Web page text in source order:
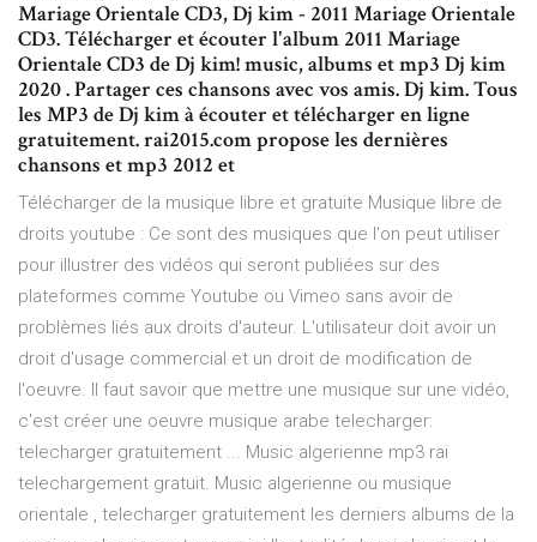
Mariage Orientale CD3, Dj kim - 2011 Mariage Orientale
CD3. Télécharger et écouter l'album 2011 Mariage
Orientale CD3 de Dj kim! music, albums et mp3 Dj kim
2020 . Partager ces chansons avec vos amis. Dj kim. Tous
les MP3 de Dj kim à écouter et télécharger en ligne
gratuitement. rai2015.com propose les dernières
chansons et mp3 2012 et
Télécharger de la musique libre et gratuite Musique libre de
droits youtube : Ce sont des musiques que l'on peut utiliser
pour illustrer des vidéos qui seront publiées sur des
plateformes comme Youtube ou Vimeo sans avoir de
problèmes liés aux droits d'auteur. L'utilisateur doit avoir un
droit d'usage commercial et un droit de modification de
l'oeuvre. Il faut savoir que mettre une musique sur une vidéo,
c'est créer une oeuvre musique arabe telecharger:
telecharger gratuitement ... Music algerienne mp3 rai
telechargement gratuit. Music algerienne ou musique
orientale , telecharger gratuitement les derniers albums de la